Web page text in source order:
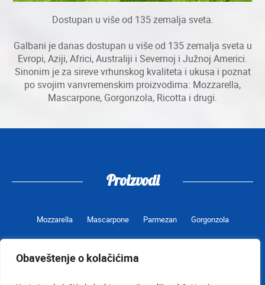
Obaveštenje o kolačićima
Dostupan u više od 135 zemalja sveta.
Galbani je danas dostupan u više od 135 zemalja sveta u
Evropi, Aziji, Africi, Australiji i Severnoj i Južnoj Americi.
Sinonim je za sireve vrhunskog kvaliteta i ukusa i poznat
po svojim vanvremenskim proizvodima: Mozzarella,
Mascarpone, Gorgonzola, Ricotta i drugi.
Proizvodi
Mozzarella Mascarpone Parmezan Gorgonzola